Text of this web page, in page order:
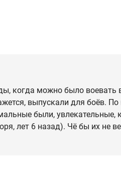
когда можно было воевать
выпускали для боёв.
были,
лет 6 назад). Чё бы их не